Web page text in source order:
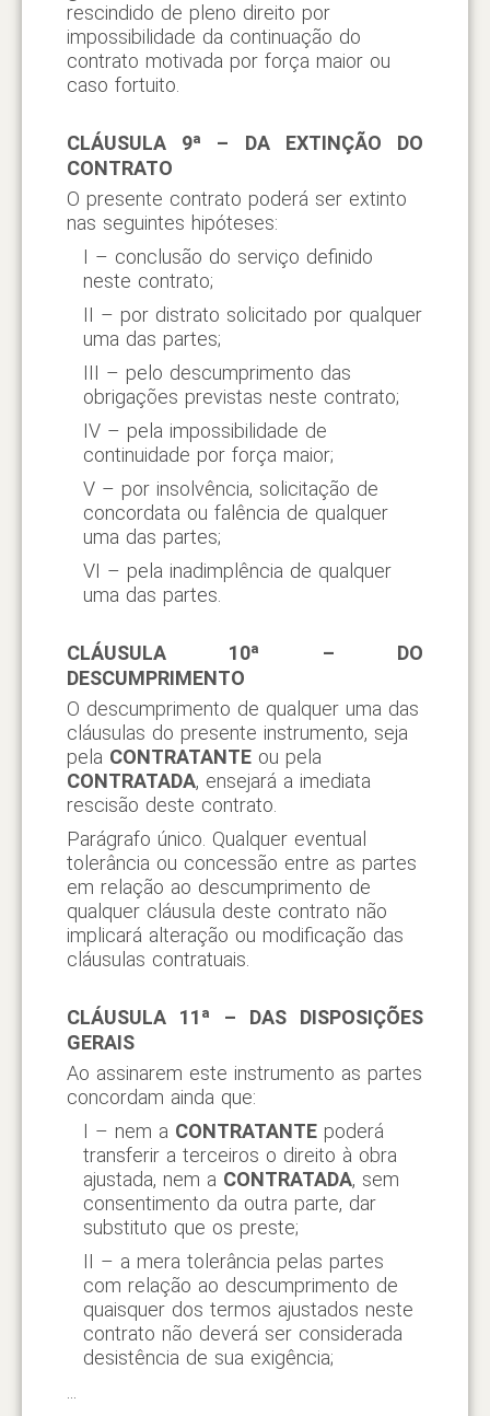
rescindido de pleno direito por
impossibilidade da continuação do
contrato motivada por força maior ou
caso fortuito.
CLÁUSULA 9ª – DA EXTINÇÃO DO
CONTRATO
O presente contrato poderá ser extinto
nas seguintes hipóteses:
I – conclusão do serviço definido
neste contrato;
II – por distrato solicitado por qualquer
uma das partes;
III – pelo descumprimento das
obrigações previstas neste contrato;
IV – pela impossibilidade de
continuidade por força maior;
V – por insolvência, solicitação de
concordata ou falência de qualquer
uma das partes;
VI – pela inadimplência de qualquer
uma das partes.
CLÁUSULA 10ª – DO
DESCUMPRIMENTO
O descumprimento de qualquer uma das
cláusulas do presente instrumento, seja
pela CONTRATANTEou pela
CONTRATADA, ensejará a imediata
rescisão deste contrato.
Parágrafo único. Qualquer eventual
tolerância ou concessão entre as partes
em relação ao descumprimento de
qualquer cláusula deste contrato não
implicará alteração ou modificação das
cláusulas contratuais.
CLÁUSULA 11ª – DAS DISPOSIÇÕES
GERAIS
Ao assinarem este instrumento as partes
concordam ainda que:
I – nem a CONTRATANTEpoderá
transferir a terceiros o direito à obra
ajustada, nem a CONTRATADA, sem
consentimento da outra parte, dar
substituto que os preste;
II – a mera tolerância pelas partes
com relação ao descumprimento de
quaisquer dos termos ajustados neste
contrato não deverá ser considerada
desistência de sua exigência;